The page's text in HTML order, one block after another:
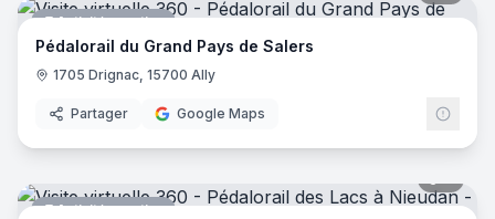
Activité sportive
Pédalorail du Grand Pays de Salers
1705 Drignac, 15700 Ally
Partager Google Maps
Activité sportive